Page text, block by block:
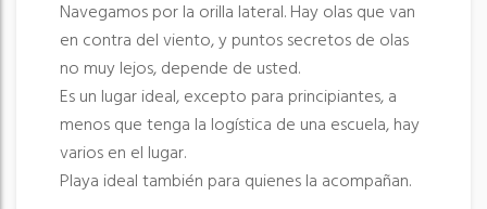
Navegamos por la orilla lateral. Hay olas que van
en contra del viento, y puntos secretos de olas
no muy lejos, depende de usted.
Es un lugar ideal, excepto para principiantes, a
menos que tenga la logística de una escuela, hay
varios en el lugar.
Playa ideal también para quienes la acompañan.